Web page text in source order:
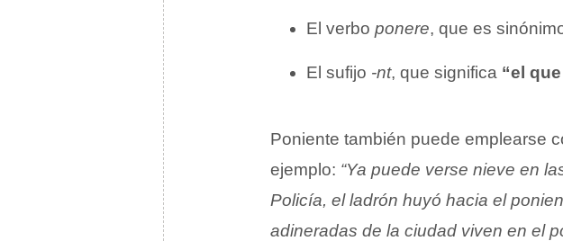
El verbo ponere, que es
El sufijo -nt, que significa “el
Poniente también puede emplearse
ejemplo: “Ya puede verse nieve en
Policía, el ladrón huyó hacia el
adineradas de la ciudad viven en el